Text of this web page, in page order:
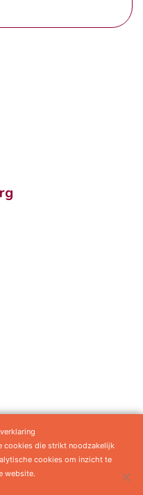
Algemene voorwaarden
cookies die strikt noodzakelijk
cookies om inzicht te
website.